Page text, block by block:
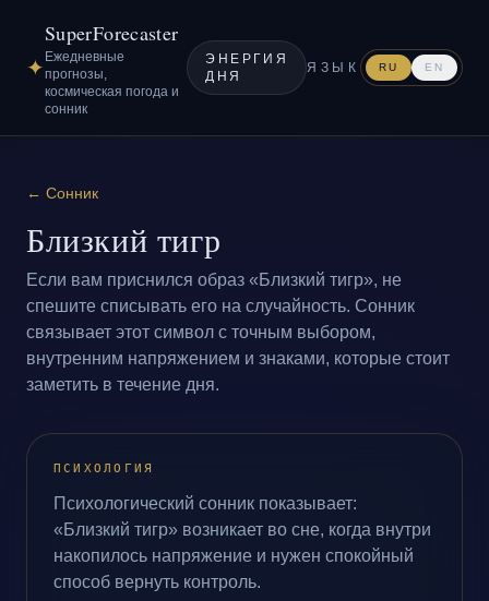
✦
SuperForecaster
Ежедневные
прогнозы,
космическая погода и
сонник
ЭНЕРГИЯ
ДНЯ
ЯЗЫК RU EN
← Сонник
Близкий тигр
Если вам приснился образ «Близкий тигр», не
спешите списывать его на случайность. Сонник
связывает этот символ с точным выбором,
внутренним напряжением и знаками, которые стоит
заметить в течение дня.
ПСИХОЛОГИЯ
Психологический сонник показывает:
«Близкий тигр» возникает во сне, когда внутри
накопилось напряжение и нужен спокойный
способ вернуть контроль.